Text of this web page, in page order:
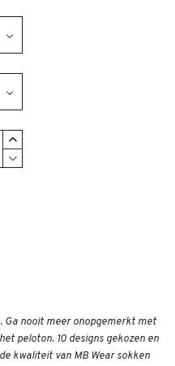
Ga nooit meer onopgemerkt met
peloton. 10 designs gekozen en
kwaliteit van MB Wear sokken